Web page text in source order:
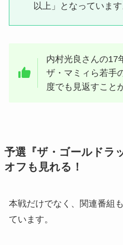
以上」となっています
内村光良さんの17
ザ・マミィら若手
度でも見返すこと
予選『ザ・ゴールドラ
オフも見れる！
本戦だけでなく、関連番組
ています。